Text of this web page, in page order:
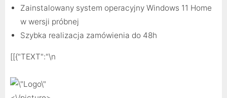
Zainstalowany system operacyjny Windows 11 Home
w wersji próbnej
Szybka realizacja zamówienia do 48h
[[{"TEXT":"\n